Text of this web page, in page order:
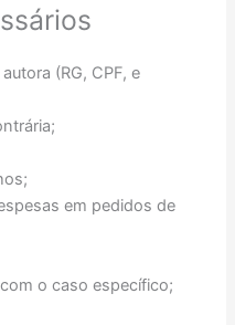
(RG, CPF, e
em pedidos de
o caso específico;